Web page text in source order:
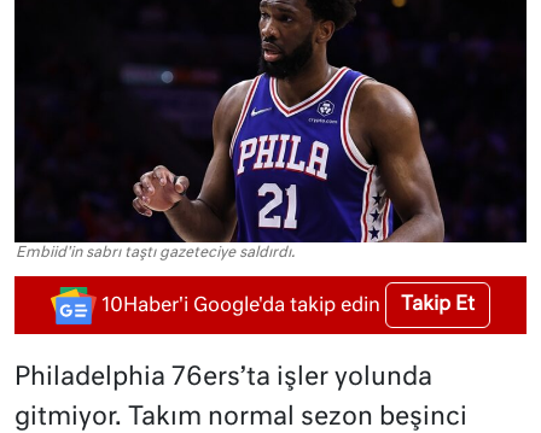
Embiid'in sabrı taştı gazeteciye saldırdı.
10Haber'i Google'da takip edin Takip Et
Philadelphia 76ers’ta işler yolunda
gitmiyor. Takım normal sezon beşinci